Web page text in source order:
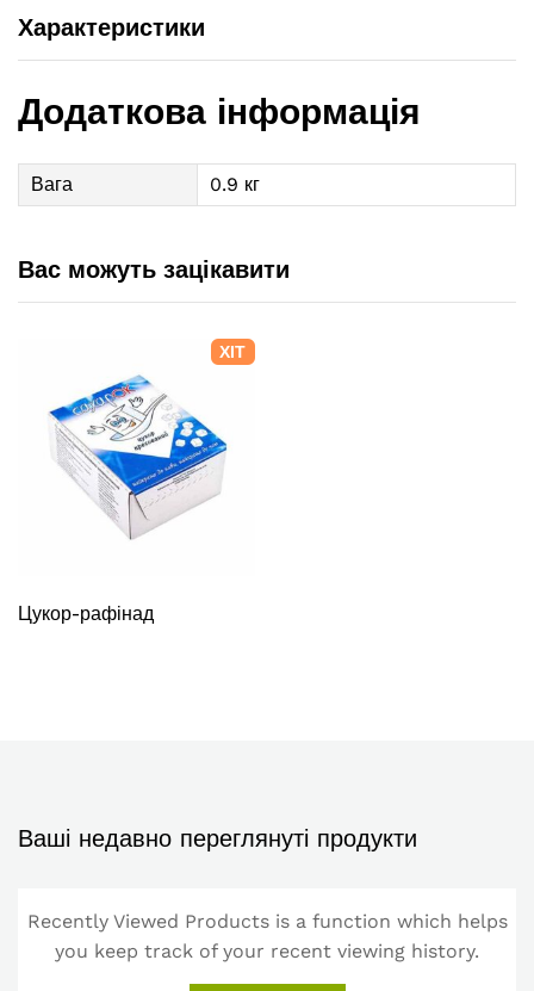
Характеристики
Додаткова інформація
Вага 0.9 кг
Вас можуть зацікавити
ХІТ
Цукор-рафінад
Ваші недавно переглянуті продукти
Recently Viewed Products is a function which helps
you keep track of your recent viewing history.